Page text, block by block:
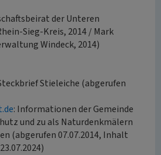
der Unteren
Sieg-Kreis, 2014 / Mark
Windeck, 2014)
Stieleiche (abgerufen
: Informationen der Gemeinde
und zu als Naturdenkmälern
(abgerufen 07.07.2014, Inhalt